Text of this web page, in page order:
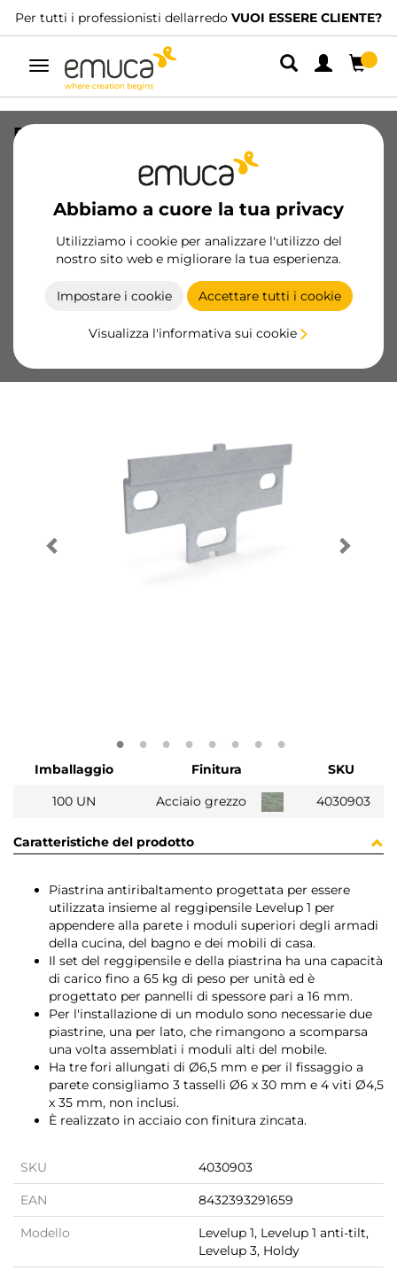
dellarredoVUOI ESSERE CLIENTE? Abbiamo
Navigazione
Abbiamo a cuore la tua privacy
Utilizziamo i cookie per analizzare l'utilizzo del
nostro sito web e migliorare la tua esperienza.
Impostare i cookie Accettare tutti i cookie
Visualizza l'informativa sui cookie
Piastra antiribaltamento per moduli
alti Levelup 1, Acciaio, Acciaio grezzo
Prodotti essenziali
Diventa cliente
Scheda prodotto
Imballaggio Finitura
SKU
100 UN
Acciaio grezzo 4030903
Caratteristiche del prodotto
Piastrina antiribaltamento progettata per essere
utilizzata insieme al reggipensile Levelup 1 per
appendere alla parete i moduli superiori degli armadi
della cucina, del bagno e dei mobili di casa.
Il set del reggipensile e della piastrina ha una capacità
di carico fino a 65 kg di peso per unità ed è
progettato per pannelli di spessore pari a 16 mm.
Per l'installazione di un modulo sono necessarie due
piastrine, una per lato, che rimangono a scomparsa
una volta assemblati i moduli alti del mobile.
Ha tre fori allungati di Ø6,5 mm e per il fissaggio a
parete consigliamo 3 tasselli Ø6 x 30 mm e 4 viti Ø4,5
x 35 mm, non inclusi.
È realizzato in acciaio con finitura zincata.
SKU 4030903
EAN 8432393291659
Modello
Levelup 1, Levelup 1 anti-tilt,
Levelup 3, Holdy